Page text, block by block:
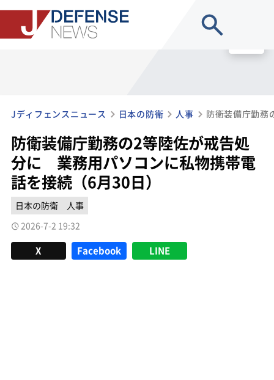
Jディフェンスニュース 日本の防衛 人事
防衛装備庁勤務の2等陸佐が戒告処
分に 業務用パソコンに私物携帯電
話を接続（6月30日）
日本の防衛
人事
2026-7-2 19:32
X Facebook LINE